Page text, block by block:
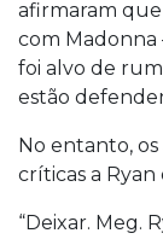
afirmaram
com
foi alvo de
estão
No entanto,
críticas a Ryan
“Deixar. Meg.